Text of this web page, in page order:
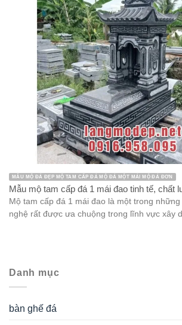
MẪU MỘ ĐÁ ĐẸP MỘ TAM CẤP ĐÁ MỘ ĐÁ MỘT MÁI MỘ ĐÁ ĐƠN
Mẫu mộ tam cấp đá 1 mái đao tinh tế, chất
Mộ tam cấp đá 1 mái đao là một trong
nghệ rất được ưa chuộng trong lĩnh vực xây
Danh mục
bàn ghế đá